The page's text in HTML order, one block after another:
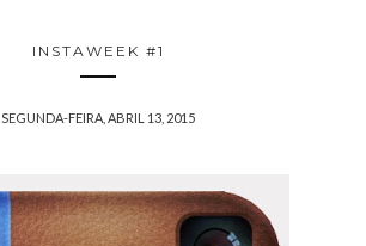
INSTAWEEK #1
SEGUNDA-FEIRA, ABRIL 13, 2015